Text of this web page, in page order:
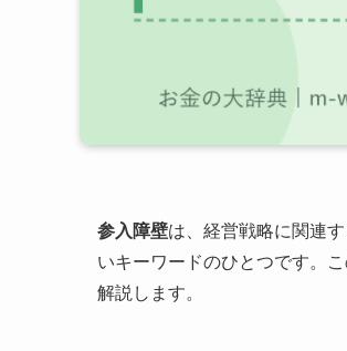
参入障壁は、経営戦略に関連
いキーワードのひとつです。
解説します。